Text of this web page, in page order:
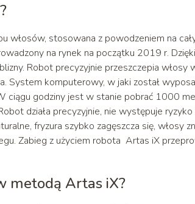
włosów, stosowana z powodzeniem na
na rynek na początku 2019 r.
Robot precyzyjnie przeszczepia włosy
System komputerowy, w jaki został
ciągu godziny jest w stanie pobrać 1000
działa precyzyjnie, nie występuje ryzyko
fryzura szybko zagęszcza się, włosy
Zabieg z użyciem robota Artas iX
metodą Artas iX?